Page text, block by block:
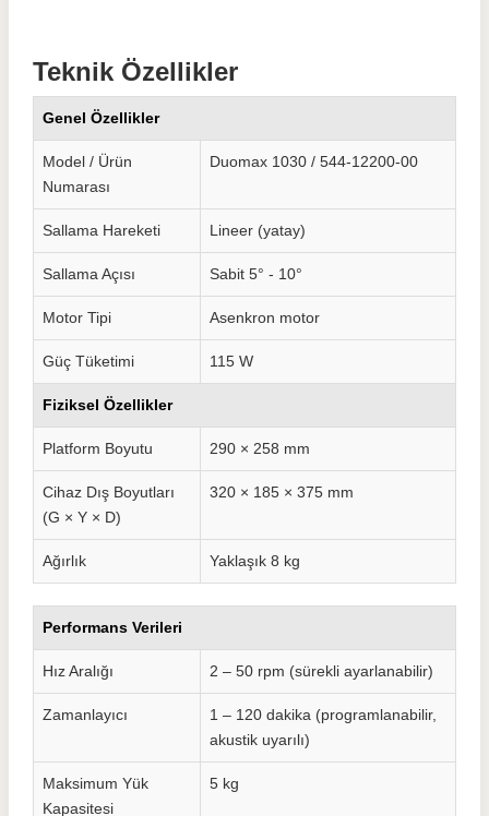
Teknik Özellikler
Genel Özellikler
Model / Ürün
Numarası
Duomax 1030 / 544-12200-00
Sallama Hareketi Lineer (yatay)
Sallama Açısı Sabit 5° - 10°
Motor Tipi Asenkron motor
Güç Tüketimi 115 W
Fiziksel Özellikler
Platform Boyutu 290 × 258 mm
Cihaz Dış Boyutları
(G × Y × D)
320 × 185 × 375 mm
Ağırlık Yaklaşık 8 kg
Performans Verileri
Hız Aralığı 2 – 50 rpm (sürekli ayarlanabilir)
Zamanlayıcı
1 – 120 dakika (programlanabilir,
akustik uyarılı)
Maksimum Yük
Kapasitesi
5 kg